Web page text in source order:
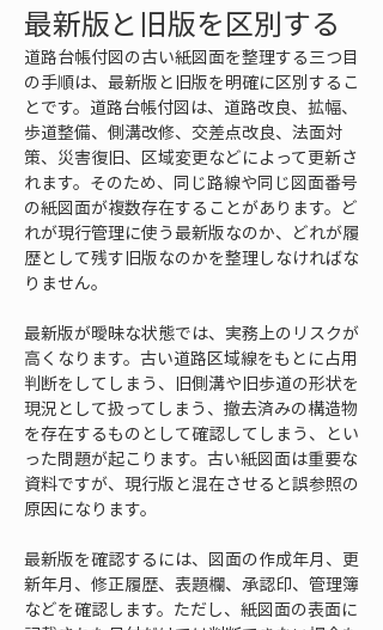
最新版と旧版を区別する
道路台帳付図の古い紙図面を整理する三つ目
の手順は、最新版と旧版を明確に区別するこ
とです。道路台帳付図は、道路改良、拡幅、
歩道整備、側溝改修、交差点改良、法面対
策、災害復旧、区域変更などによって更新さ
れます。そのため、同じ路線や同じ図面番号
の紙図面が複数存在することがあります。ど
れが現行管理に使う最新版なのか、どれが履
歴として残す旧版なのかを整理しなければな
りません。
最新版が曖昧な状態では、実務上のリスクが
高くなります。古い道路区域線をもとに占用
判断をしてしまう、旧側溝や旧歩道の形状を
現況として扱ってしまう、撤去済みの構造物
を存在するものとして確認してしまう、とい
った問題が起こります。古い紙図面は重要な
資料ですが、現行版と混在させると誤参照の
原因になります。
最新版を確認するには、図面の作成年月、更
新年月、修正履歴、表題欄、承認印、管理簿
などを確認します。ただし、紙図面の表面に